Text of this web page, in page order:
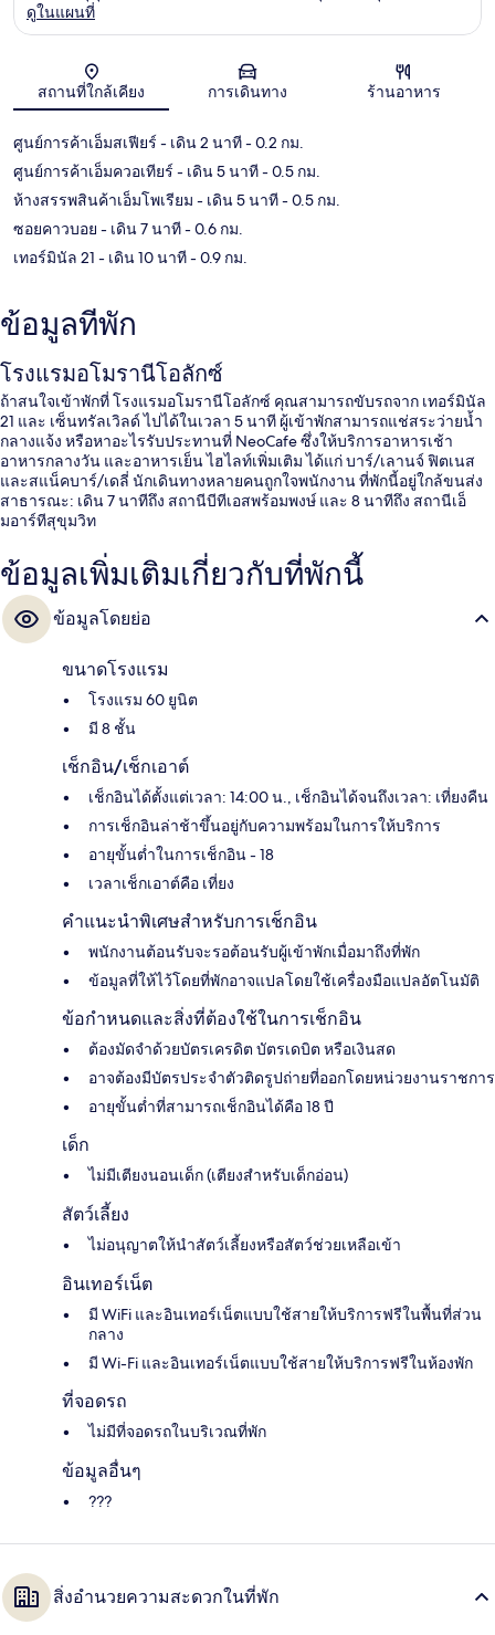
แผนที่
ดูในแผนที่
สถานที่ใกล้เคียง การเดินทาง ร้านอาหาร
ศูนย์การค้าเอ็มสเฟียร์ - เดิน 2 นาที- 0.2 กม.
ศูนย์การค้าเอ็มควอเทียร์ - เดิน 5 นาที- 0.5 กม.
ห้างสรรพสินค้าเอ็มโพเรียม - เดิน 5 นาที- 0.5 กม.
ซอยคาวบอย - เดิน 7 นาที- 0.6 กม.
เทอร์มินัล 21 - เดิน 10 นาที- 0.9 กม.
ข้อมูลที่พัก
โรงแรมอโมรานีโอลักซ์
ถ้าสนใจเข้าพักที่ โรงแรมอโมรานีโอลักซ์ คุณสามารถขับรถจาก เทอร์มินัล
21 และ เซ็นทรัลเวิลด์ ไปได้ในเวลา 5 นาที ผู้เข้าพักสามารถแช่สระว่ายน้ำ
กลางแจ้ง หรือหาอะไรรับประทานที่ NeoCafe ซึ่งให้บริการอาหารเช้า
อาหารกลางวัน และอาหารเย็น ไฮไลท์เพิ่มเติม ได้แก่ บาร์/เลานจ์ ฟิตเนส
และสแน็คบาร์/เดลี่ นักเดินทางหลายคนถูกใจพนักงาน ที่พักนี้อยู่ใกล้ขนส่ง
สาธารณะ: เดิน 7 นาทีถึง สถานีบีทีเอสพร้อมพงษ์ และ 8 นาทีถึง สถานีเอ็
มอาร์ทีสุขุมวิท
ข้อมูลเพิ่มเติมเกี่ยวกับที่พักนี้
ข้อมูลโดยย่อ
ขนาดโรงแรม
โรงแรม 60 ยูนิต
มี 8 ชั้น
เช็กอิน/เช็กเอาต์
เช็กอินได้ตั้งแต่เวลา: 14:00 น., เช็กอินได้จนถึงเวลา: เที่ยงคืน
การเช็กอินล่าช้าขึ้นอยู่กับความพร้อมในการให้บริการ
อายุขั้นต่ำในการเช็กอิน - 18
เวลาเช็กเอาต์คือ เที่ยง
คำแนะนำพิเศษสำหรับการเช็กอิน
พนักงานต้อนรับจะรอต้อนรับผู้เข้าพักเมื่อมาถึงที่พัก
ข้อมูลที่ให้ไว้โดยที่พักอาจแปลโดยใช้เครื่องมือแปลอัตโนมัติ
ข้อกำหนดและสิ่งที่ต้องใช้ในการเช็กอิน
ต้องมัดจำด้วยบัตรเครดิต บัตรเดบิต หรือเงินสด
อาจต้องมีบัตรประจำตัวติดรูปถ่ายที่ออกโดยหน่วยงานราชการ
อายุขั้นต่ำที่สามารถเช็กอินได้คือ 18 ปี
เด็ก
ไม่มีเตียงนอนเด็ก (เตียงสำหรับเด็กอ่อน)
สัตว์เลี้ยง
ไม่อนุญาตให้นำสัตว์เลี้ยงหรือสัตว์ช่วยเหลือเข้า
อินเทอร์เน็ต
มี WiFi และอินเทอร์เน็ตแบบใช้สายให้บริการฟรีในพื้นที่ส่วน
กลาง
มี Wi-Fi และอินเทอร์เน็ตแบบใช้สายให้บริการฟรีในห้องพัก
ที่จอดรถ
ไม่มีที่จอดรถในบริเวณที่พัก
ข้อมูลอื่นๆ
???
สิ่งอำนวยความสะดวกในที่พัก